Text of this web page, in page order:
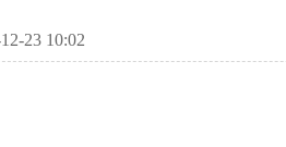
23 10:02